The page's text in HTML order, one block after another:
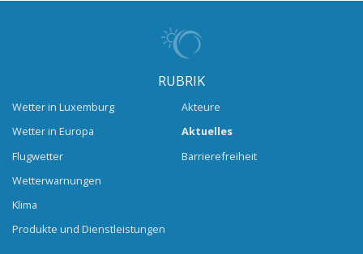
RUBRIK
Wetter in Luxemburg
Wetter in Europa
Flugwetter
Wetterwarnungen
Klima
Produkte und Dienstleistungen
Akteure
Aktuelles
Barrierefreiheit